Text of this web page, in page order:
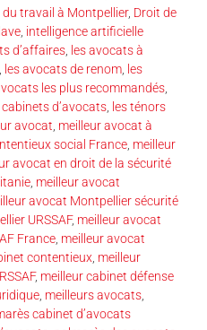
travail à Montpellier, Droit de
intelligence artificielle
d’affaires les avocats à
les avocats de renom les
les plus recommandés
d’avocats les ténors
avocat meilleur avocat à
social France meilleur
avocat en droit de la sécurité
meilleur avocat
avocat Montpellier sécurité
URSSAF, meilleur avocat
France meilleur avocat
contentieux meilleur
, meilleur cabinet défense
meilleurs avocats
cabinet d’avocats